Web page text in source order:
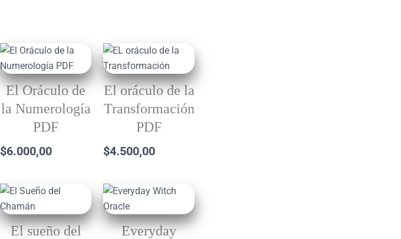
El Oráculo de
la Numerología
PDF
$6.000,00
El oráculo de la
Transformación
PDF
$4.500,00
El sueño del
Everyday